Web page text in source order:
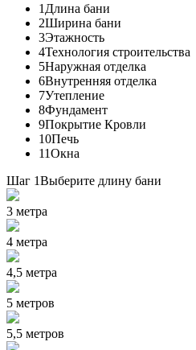
1 Длина бани
2Ширина бани
3Этажность
4Технология строительства
5Наружная отделка
6Внутренняя отделка
7Утепление
8Фундамент
9Покрытие Кровли
10Печь
11Окна
Шаг 1Выберите длину бани
3 метра
4 метра
4,5 метра
5 метров
5,5 метров